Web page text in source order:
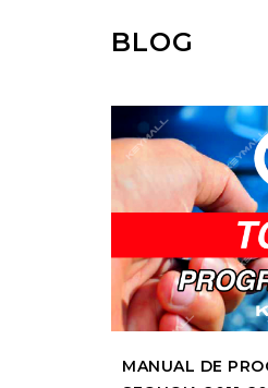
BLOG
MANUAL DE